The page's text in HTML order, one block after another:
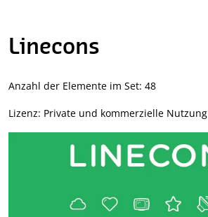
Linecons
Anzahl der Elemente im Set: 48
Lizenz: Private und kommerzielle Nutzung